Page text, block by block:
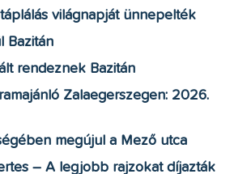
világnapját ünnepelték
Bazitán
rendeznek Bazitán
Zalaegerszegen: 2026.
megújul a Mező utca
– A legjobb rajzokat díjazták